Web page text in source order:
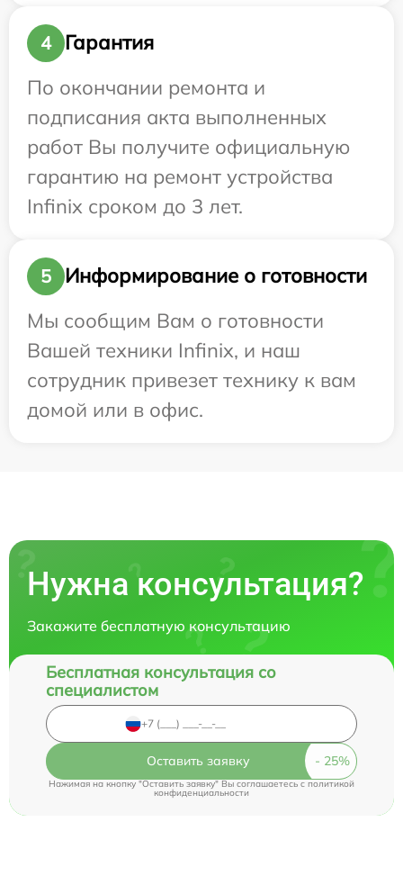
4
Гарантия
По окончании ремонта и
подписания акта выполненных
работ Вы получите официальную
гарантию на ремонт устройства
Infinix сроком до 3 лет.
5
Информирование о готовности
Мы сообщим Вам о готовности
Вашей техники Infinix, и наш
сотрудник привезет технику к вам
домой или в офис.
Нужна консультация?
Закажите бесплатную консультацию
Бесплатная консультация со
специалистом
Оставить заявку
Нажимая на кнопку "Оставить заявку" Вы соглашаетесь cполитикой
конфиденциальности